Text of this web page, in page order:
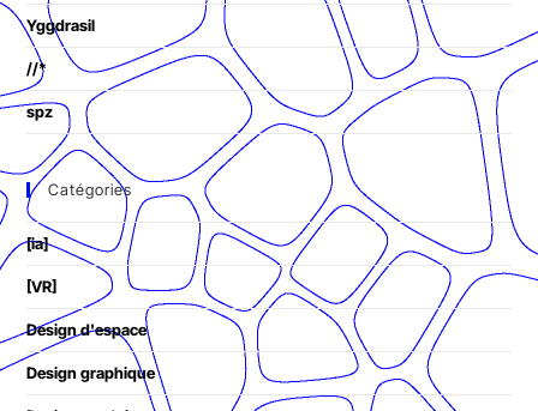
Yggdrasil
//*
spz
Catégories
[ia]
[VR]
Design d'espace
Design graphique